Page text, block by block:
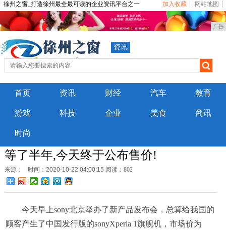
徐州之窗_打造徐州最全最可读的企业资讯平台之一 加入收藏 网站地图
广告
资讯
首页 资讯 财经 汽车 教育
游戏 科技 企业 美食 商讯
时尚
等了半年,今天终于公布售价!
来源： 时间：2020-10-22 04:00:15 阅读：802
今天早上sony北京举办了新产品发布会，总算给我国的
顾客产生了中国发行版的sonyXperia 1旗舰机，市场价为